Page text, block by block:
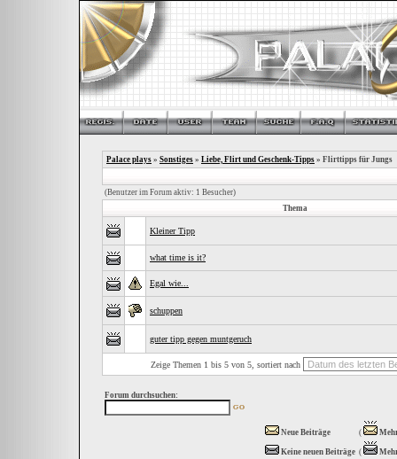
Palace plays » Sonstiges » Liebe, Flirt und Geschenk-Tipps » Flirttipps für Jungs
(Benutzer im Forum aktiv: 1 Besucher)
Thema
Kleiner Tipp
what time is it?
Egal wie...
schuppen
guter tipp gegen muntgeruch
Zeige Themen 1 bis 5 von 5, sortiert nach
Forum durchsuchen:
Neue Beiträge (
Keine neuen Beiträge (